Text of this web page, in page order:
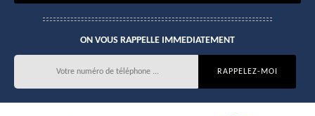
ON VOUS RAPPELLE IMMEDIATEMENT